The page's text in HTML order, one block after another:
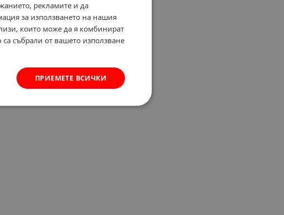
рекламите и да
за използването на нашия
които може да я комбинират
събрали от вашето използване
ПРИЕМЕТЕ ВСИЧКИ